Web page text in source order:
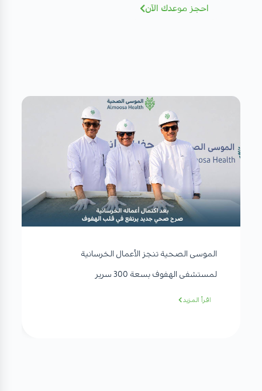
احجز موعدك الآن
الموسى الصحية تنجز الأعمال الخرسانية
لمستشفى الهفوف بسعة 300 سرير
اقرأ المزيد